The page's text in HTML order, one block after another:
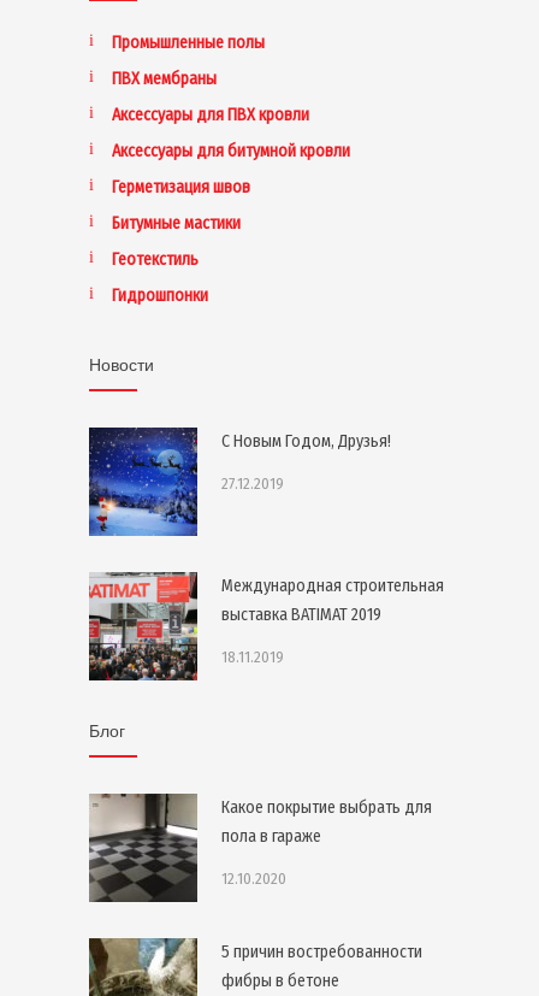
Промышленные полы
ПВХ мембраны
Аксессуары для ПВХ кровли
Аксессуары для битумной кровли
Герметизация швов
Битумные мастики
Геотекстиль
Гидрошпонки
Новости
С Новым Годом, Друзья!
27.12.2019
Международная строительная
выставка BATIMAT 2019
18.11.2019
Блог
Какое покрытие выбрать для
пола в гараже
12.10.2020
5 причин востребованности
фибры в бетоне